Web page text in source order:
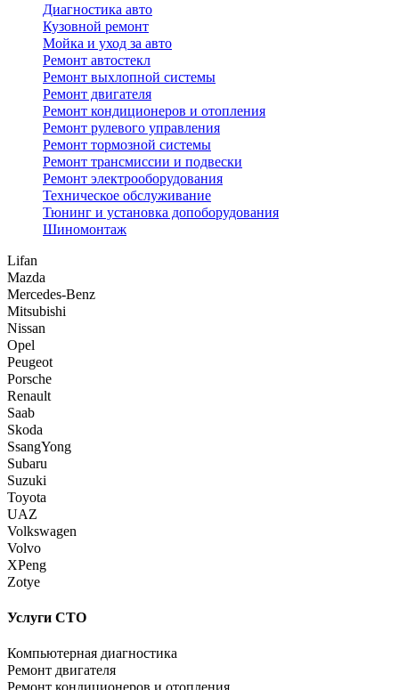
Диагностика авто
Кузовной ремонт
Мойка и уход за авто
Ремонт автостекл
Ремонт выхлопной системы
Ремонт двигателя
Ремонт кондиционеров и отопления
Ремонт рулевого управления
Ремонт тормозной системы
Ремонт трансмиссии и подвески
Ремонт электрооборудования
Техническое обслуживание
Тюнинг и установка допоборудования
Шиномонтаж
Lifan
Mazda
Mercedes-Benz
Mitsubishi
Nissan
Opel
Peugeot
Porsche
Renault
Saab
Skoda
SsangYong
Subaru
Suzuki
Toyota
UAZ
Volkswagen
Volvo
XPeng
Zotye
Услуги СТО
Компьютерная диагностика
Ремонт двигателя